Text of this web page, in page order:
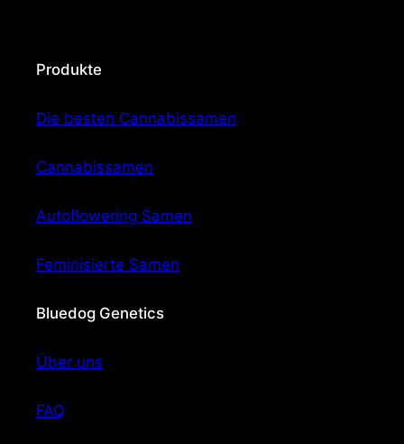
Produkte
Die besten Cannabissamen
Cannabissamen
Autoflowering Samen
Feminisierte Samen
Bluedog Genetics
Über uns
FAQ